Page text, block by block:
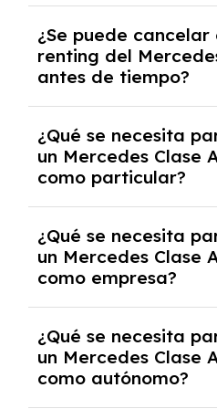
tendrás que pagar
salvo en casos que lo
debido al resultado del
económica.
¿Se puede
renting del
antes de tiempo?
pero puede haber
cancelación anticipada.
las condiciones del
experto que te asesore.
¿Qué se necesita
un Mercedes Clase
como particular?
y, en algunos casos,
crediticia y un pago
¿Qué se necesita
un Mercedes Clase
como empresa?
documentación
casos, un informe de
y un pago inicial.
¿Qué se necesita
un Mercedes Clase
como autónomo?